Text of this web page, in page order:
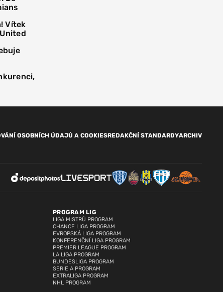
Vítek
OSOBNÍCH ÚDAJŮ A COOKIESREDAKČNÍ STANDARDYARCHIV
PROGRAM LIG
LIGA MISTRŮ PROGRAM
CHANCE LIGA PROGRAM
EVROPSKÁ LIGA PROGRAM
KONFERENČNÍ LIGA PROGRAM
PREMIER LEAGUE PROGRAM
LA LIGA PROGRAM
BUNDESLIGA PROGRAM
SERIE A PROGRAM
EXTRALIGA PROGRAM
NHL PROGRAM